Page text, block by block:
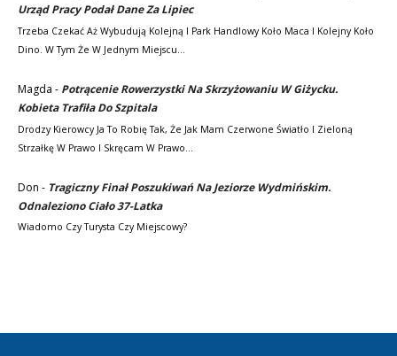
Urząd Pracy Podał Dane Za Lipiec
Trzeba Czekać Aż Wybudują Kolejną I Park Handlowy Koło Maca I Kolejny Koło
Dino. W Tym Że W Jednym Miejscu…
Magda - Potrącenie Rowerzystki Na Skrzyżowaniu W Giżycku.
Kobieta Trafiła Do Szpitala
Drodzy Kierowcy Ja To Robię Tak, Że Jak Mam Czerwone Światło I Zieloną
Strzałkę W Prawo I Skręcam W Prawo…
Don - Tragiczny Finał Poszukiwań Na Jeziorze Wydmińskim.
Odnaleziono Ciało 37-Latka
Wiadomo Czy Turysta Czy Miejscowy?